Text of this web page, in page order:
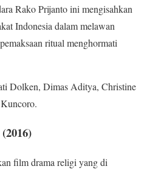
Rako Prijanto ini mengisahkan
Indonesia dalam melawan
ritual menghormati
Dolken, Dimas Aditya, Christine
film drama religi yang di